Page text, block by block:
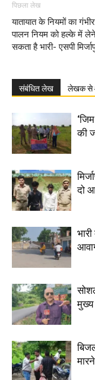
पिछला लेख
यातायात के नियमों का
पालन नियम को हल्के में
सकता है भारी- एसपी
संबंधित लेख लेखक से
की
दो
मुख्य